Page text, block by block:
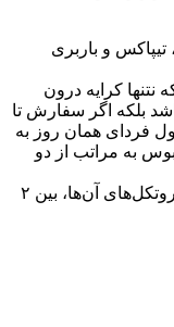
و باربری
نتنها کرایه درون
بلکه اگر سفارش تا
محصول فردای همان روز به
به مراتب از دو
ارسال از طریق تیپاکس و باربری، بسته به پروتکل‌های آن‌ها، بین ۲